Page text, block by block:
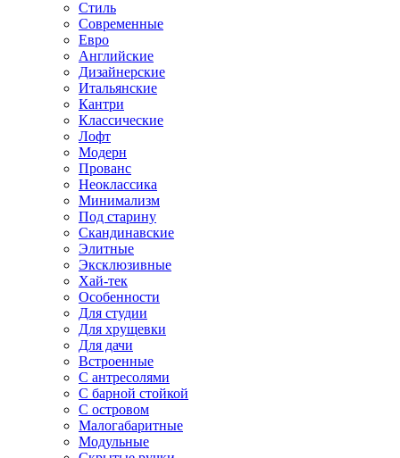
Стиль
Современные
Евро
Английские
Дизайнерские
Итальянские
Кантри
Классические
Лофт
Модерн
Прованс
Неоклассика
Минимализм
Под старину
Скандинавские
Элитные
Эксклюзивные
Хай-тек
Особенности
Для студии
Для хрущевки
Для дачи
Встроенные
С антресолями
С барной стойкой
С островом
Малогабаритные
Модульные